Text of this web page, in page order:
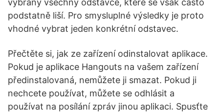
vybrány všechny odstavce, které se však často
podstatně liší. Pro smysluplné výsledky je proto
vhodné vybrat jeden konkrétní odstavec.
Přečtěte si, jak ze zařízení odinstalovat aplikace.
Pokud je aplikace Hangouts na vašem zařízení
předinstalovaná, nemůžete ji smazat. Pokud ji
nechcete používat, můžete se odhlásit a
používat na posílání zpráv jinou aplikaci. Spusťte